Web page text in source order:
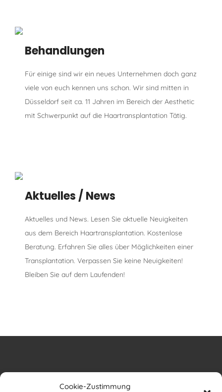
Cookie-Zustimmung
Behandlungen
Für einige sind wir ein neues Unternehmen doch ganz
viele von euch kennen uns schon. Wir sind mitten in
Düsseldorf seit ca. 11 Jahren im Bereich der Aesthetic
mit Schwerpunkt auf die Haartransplantation Tätig.
Aktuelles / News
Aktuelles und News. Lesen Sie aktuelle Neuigkeiten
aus dem Bereich Haartransplantation. Kostenlose
Beratung. Erfahren Sie alles über Möglichkeiten einer
Transplantation. Verpassen Sie keine Neuigkeiten!
Bleiben Sie auf dem Laufenden!